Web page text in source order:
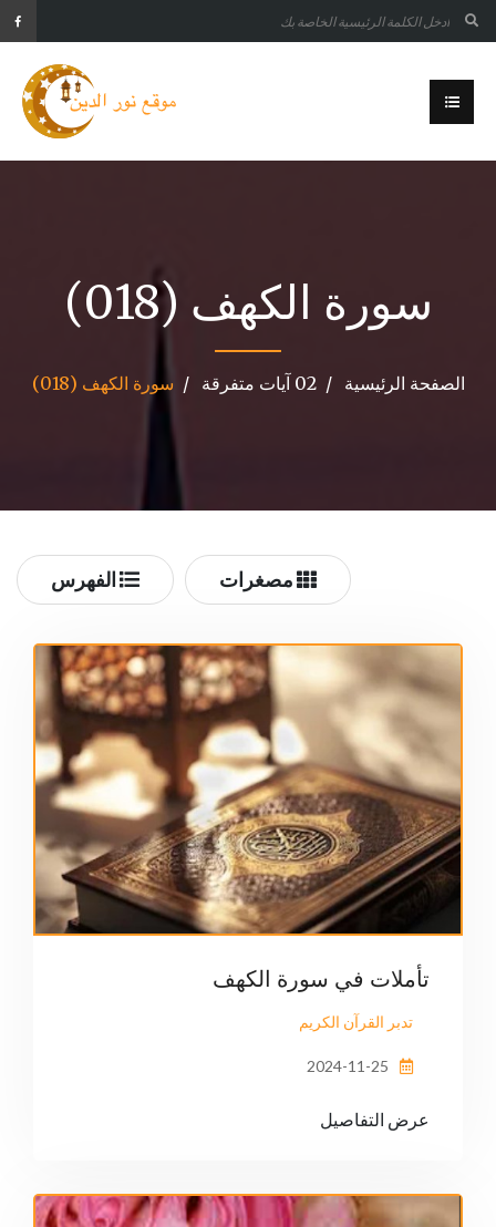
سورة الكهف (018)
الصفحة الرئيسية 02 آيات متفرقة سورة الكهف (018)
الفهرس مصغرات
تأملات في سورة الكهف
تدبر القرآن الكريم
عرض التفاصيل